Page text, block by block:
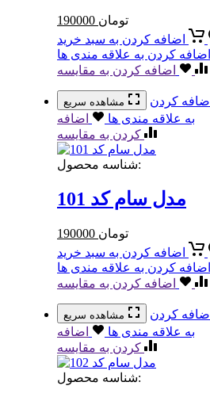
190000 تومان
اضافه کردن به سبد خرید
اضافه کردن به علاقه مندی ها
اضافه کردن به مقایسه
مشاهده سریع
اضافه کردن
به علاقه مندی ها
اضافه
کردن به مقایسه
شناسه محصول:
مدل سام کد 101
190000 تومان
اضافه کردن به سبد خرید
اضافه کردن به علاقه مندی ها
اضافه کردن به مقایسه
مشاهده سریع
اضافه کردن
به علاقه مندی ها
اضافه
کردن به مقایسه
شناسه محصول: